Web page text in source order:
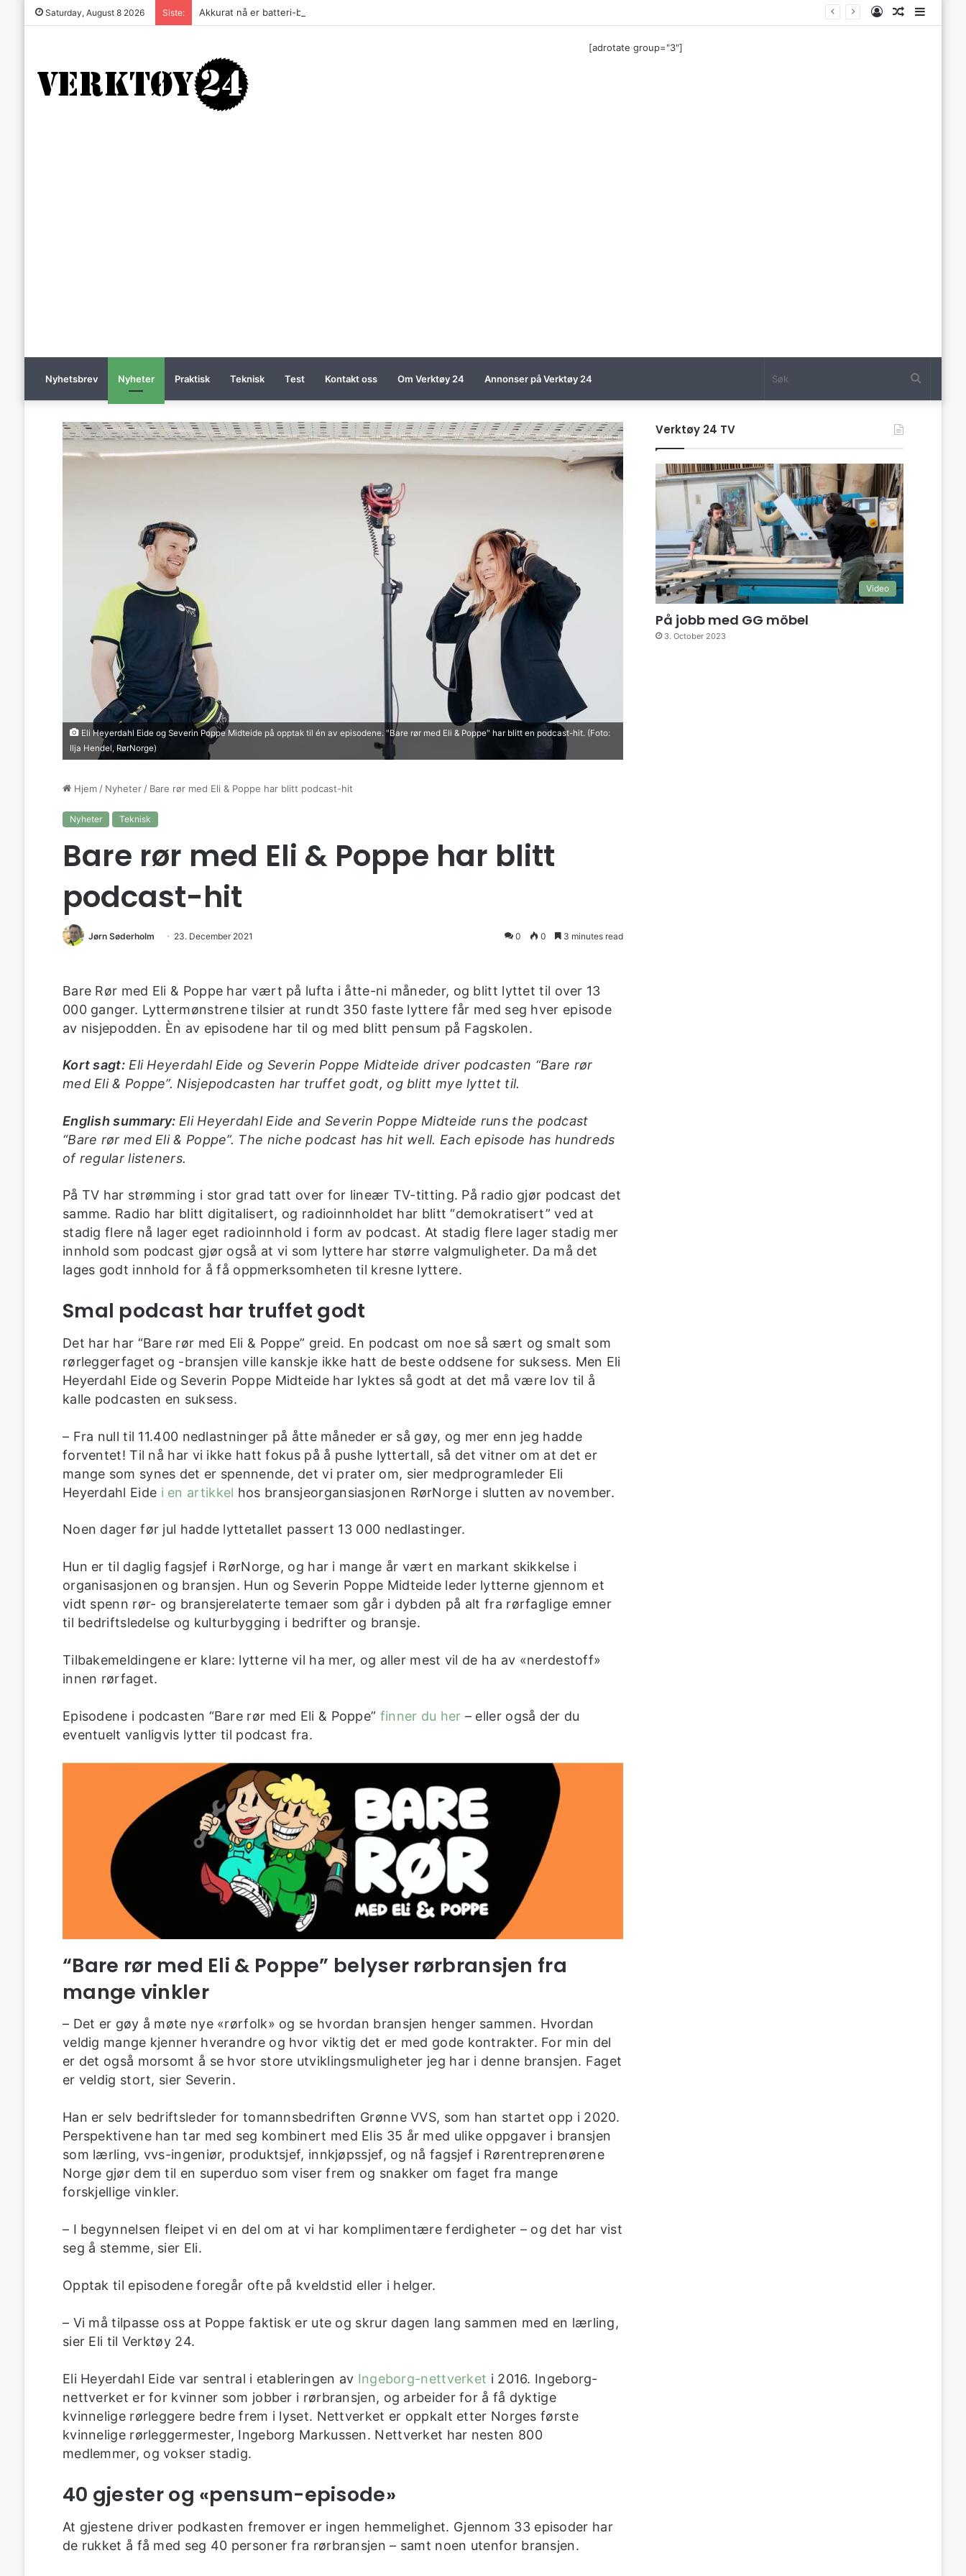
Saturday, August 8 2026 Siste: Akkurat nå er batteri-bordsaga til Festool billigere Sidebar
Tilfeldig
Log
[adrotate group="3"]
Nyhetsbrev Nyheter Praktisk Teknisk Test Kontakt oss Om Verktøy 24 Annonser på Verktøy 24
Eli Heyerdahl Eide og Severin Poppe Midteide på opptak til én av episodene. "Bare rør med Eli & Poppe" har blitt en podcast-hit. (Foto:
Ilja Hendel, RørNorge)
Hjem / Nyheter / Bare rør med Eli & Poppe har blitt podcast-hit
Nyheter Teknisk
Bare rør med Eli & Poppe har blitt
podcast-hit
Jørn Søderholm 23. December 2021 0 0 3 minutes read
Bare Rør med Eli & Poppe har vært på lufta i åtte-ni måneder, og blitt lyttet til over 13
000 ganger. Lyttermønstrene tilsier at rundt 350 faste lyttere får med seg hver episode
av nisjepodden. Èn av episodene har til og med blitt pensum på Fagskolen.
Kort sagt:Eli Heyerdahl Eide og Severin Poppe Midteide driver podcasten “Bare rør
med Eli & Poppe”. Nisjepodcasten har truffet godt, og blitt mye lyttet til.
English summary:Eli Heyerdahl Eide and Severin Poppe Midteide runs the podcast
“Bare rør med Eli & Poppe”. The niche podcast has hit well. Each episode has hundreds
of regular listeners.
På TV har strømming i stor grad tatt over for lineær TV-titting. På radio gjør podcast det
samme. Radio har blitt digitalisert, og radioinnholdet har blitt “demokratisert” ved at
stadig flere nå lager eget radioinnhold i form av podcast. At stadig flere lager stadig mer
innhold som podcast gjør også at vi som lyttere har større valgmuligheter. Da må det
lages godt innhold for å få oppmerksomheten til kresne lyttere.
Smal podcast har truffet godt
Det har har “Bare rør med Eli & Poppe” greid. En podcast om noe så sært og smalt som
rørleggerfaget og -bransjen ville kanskje ikke hatt de beste oddsene for suksess. Men Eli
Heyerdahl Eide og Severin Poppe Midteide har lyktes så godt at det må være lov til å
kalle podcasten en suksess.
– Fra null til 11.400 nedlastninger på åtte måneder er så gøy, og mer enn jeg hadde
forventet! Til nå har vi ikke hatt fokus på å pushe lyttertall, så det vitner om at det er
mange som synes det er spennende, det vi prater om, sier medprogramleder Eli
Heyerdahl Eide i en artikkel hos bransjeorgansiasjonen RørNorge i slutten av november.
Noen dager før jul hadde lyttetallet passert 13 000 nedlastinger.
Hun er til daglig fagsjef i RørNorge, og har i mange år vært en markant skikkelse i
organisasjonen og bransjen. Hun og Severin Poppe Midteide leder lytterne gjennom et
vidt spenn rør- og bransjerelaterte temaer som går i dybden på alt fra rørfaglige emner
til bedriftsledelse og kulturbygging i bedrifter og bransje.
Tilbakemeldingene er klare: lytterne vil ha mer, og aller mest vil de ha av «nerdestoff»
innen rørfaget.
Episodene i podcasten “Bare rør med Eli & Poppe” finner du her – eller også der du
eventuelt vanligvis lytter til podcast fra.
“Bare rør med Eli & Poppe” belyser rørbransjen fra
mange vinkler
– Det er gøy å møte nye «rørfolk» og se hvordan bransjen henger sammen. Hvordan
veldig mange kjenner hverandre og hvor viktig det er med gode kontrakter. For min del
er det også morsomt å se hvor store utviklingsmuligheter jeg har i denne bransjen. Faget
er veldig stort, sier Severin.
Han er selv bedriftsleder for tomannsbedriften Grønne VVS, som han startet opp i 2020.
Perspektivene han tar med seg kombinert med Elis 35 år med ulike oppgaver i bransjen
som lærling, vvs-ingeniør, produktsjef, innkjøpssjef, og nå fagsjef i Rørentreprenørene
Norge gjør dem til en superduo som viser frem og snakker om faget fra mange
forskjellige vinkler.
– I begynnelsen fleipet vi en del om at vi har komplimentære ferdigheter – og det har vist
seg å stemme, sier Eli.
Opptak til episodene foregår ofte på kveldstid eller i helger.
– Vi må tilpasse oss at Poppe faktisk er ute og skrur dagen lang sammen med en lærling,
sier Eli til Verktøy 24.
Eli Heyerdahl Eide var sentral i etableringen av Ingeborg-nettverket i 2016. Ingeborg-
nettverket er for kvinner som jobber i rørbransjen, og arbeider for å få dyktige
kvinnelige rørleggere bedre frem i lyset. Nettverket er oppkalt etter Norges første
kvinnelige rørleggermester, Ingeborg Markussen. Nettverket har nesten 800
medlemmer, og vokser stadig.
40 gjester og «pensum-episode»
At gjestene driver podkasten fremover er ingen hemmelighet. Gjennom 33 episoder har
de rukket å få med seg 40 personer fra rørbransjen – samt noen utenfor bransjen.
Verktøy 24 TV
Video
På jobb med GG möbel
3. October 2023